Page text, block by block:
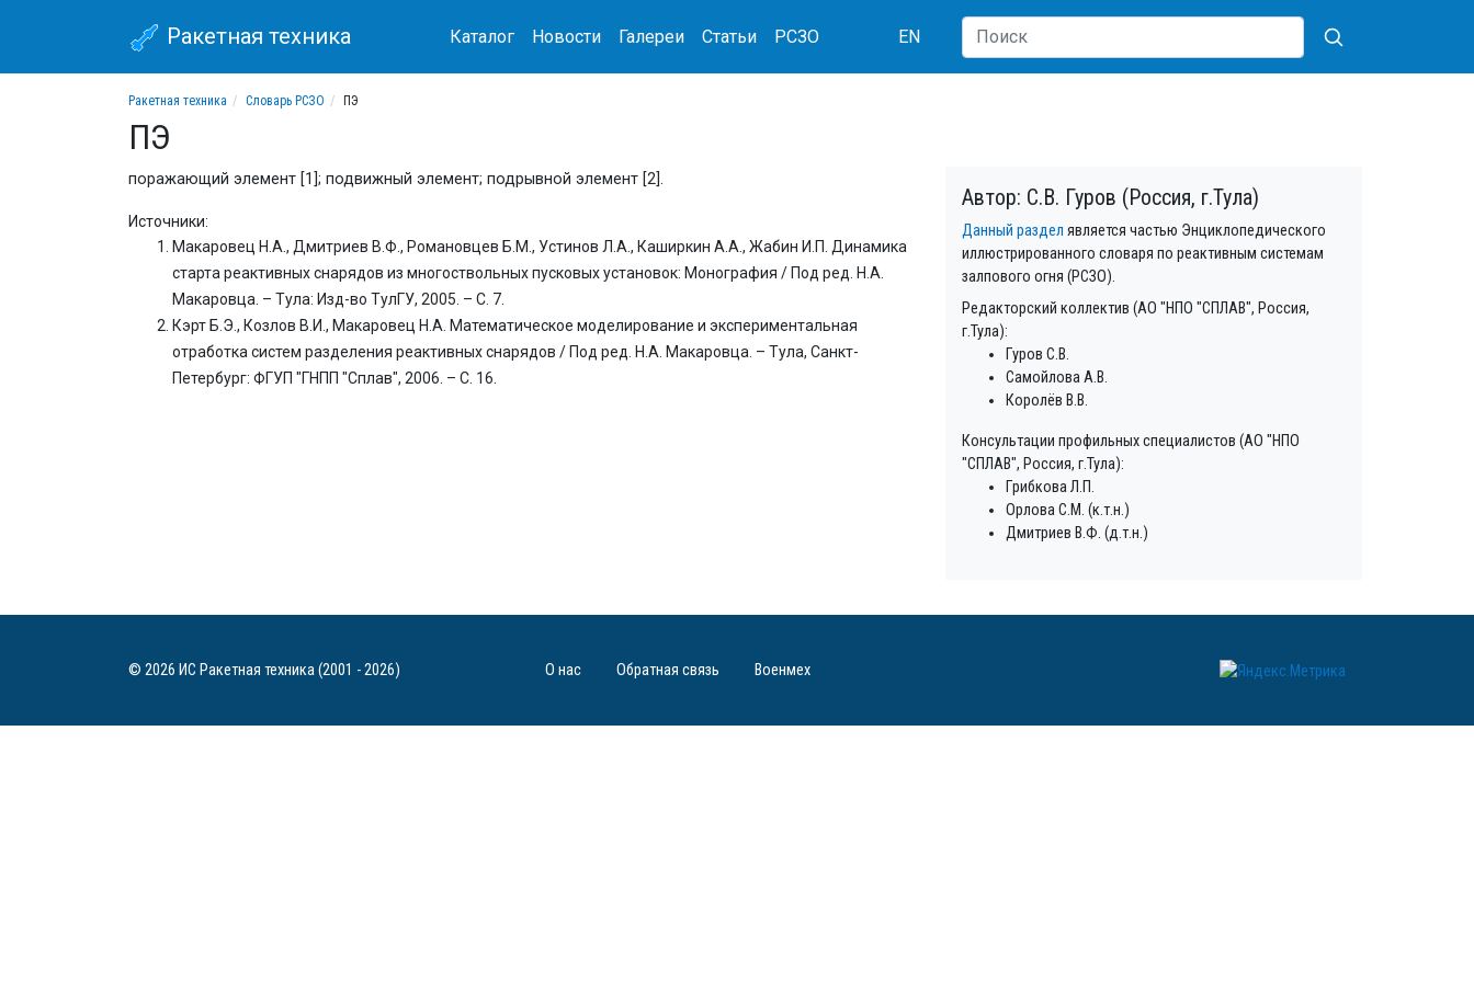
Ракетная техника Каталог Новости Галереи Статьи РСЗО EN
Ракетная техника Словарь РСЗО ПЭ
ПЭ
поражающий элемент [1]; подвижный элемент; подрывной элемент [2].
Источники:
Макаровец Н.А., Дмитриев В.Ф., Романовцев Б.М., Устинов Л.А., Каширкин А.А., Жабин И.П. Динамика
старта реактивных снарядов из многоствольных пусковых установок: Монография / Под ред. Н.А.
Макаровца. – Тула: Изд-во ТулГУ, 2005. – С. 7.
Кэрт Б.Э., Козлов В.И., Макаровец Н.А. Математическое моделирование и экспериментальная
отработка систем разделения реактивных снарядов / Под ред. Н.А. Макаровца. – Тула, Санкт-
Петербург: ФГУП "ГНПП "Сплав", 2006. – С. 16.
Автор: С.В. Гуров (Россия, г.Тула)
Данный раздел является частью Энциклопедического
иллюстрированного словаря по реактивным системам
залпового огня (РСЗО).
Редакторский коллектив (АО "НПО "СПЛАВ", Россия,
г.Тула):
Гуров С.В.
Самойлова А.В.
Королёв В.В.
Консультации профильных специалистов (АО "НПО
"СПЛАВ", Россия, г.Тула):
Грибкова Л.П.
Орлова С.М. (к.т.н.)
Дмитриев В.Ф. (д.т.н.)
© 2026 ИС Ракетная техника (2001 - 2026) О нас Обратная связь Военмех